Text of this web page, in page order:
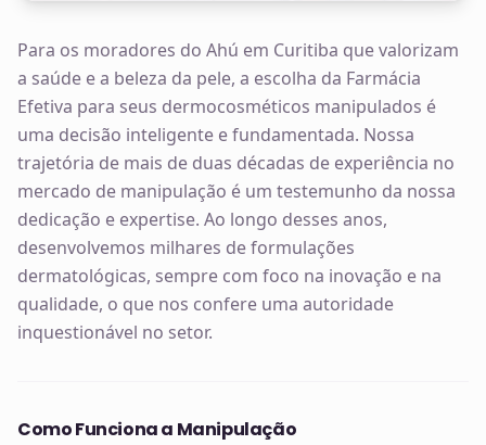
Para os moradores do Ahú em Curitiba que valorizam
a saúde e a beleza da pele, a escolha da Farmácia
Efetiva para seus dermocosméticos manipulados é
uma decisão inteligente e fundamentada. Nossa
trajetória de mais de duas décadas de experiência no
mercado de manipulação é um testemunho da nossa
dedicação e expertise. Ao longo desses anos,
desenvolvemos milhares de formulações
dermatológicas, sempre com foco na inovação e na
qualidade, o que nos confere uma autoridade
inquestionável no setor.
Como Funciona a Manipulação